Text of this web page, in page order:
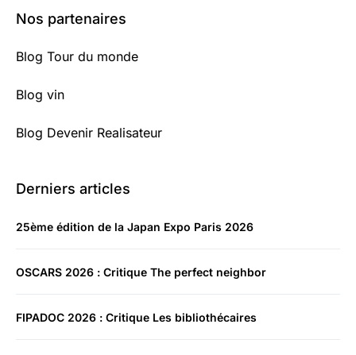
Nos partenaires
Blog Tour du monde
Blog vin
Blog Devenir Realisateur
Derniers articles
25ème édition de la Japan Expo Paris 2026
OSCARS 2026 : Critique The perfect neighbor
FIPADOC 2026 : Critique Les bibliothécaires